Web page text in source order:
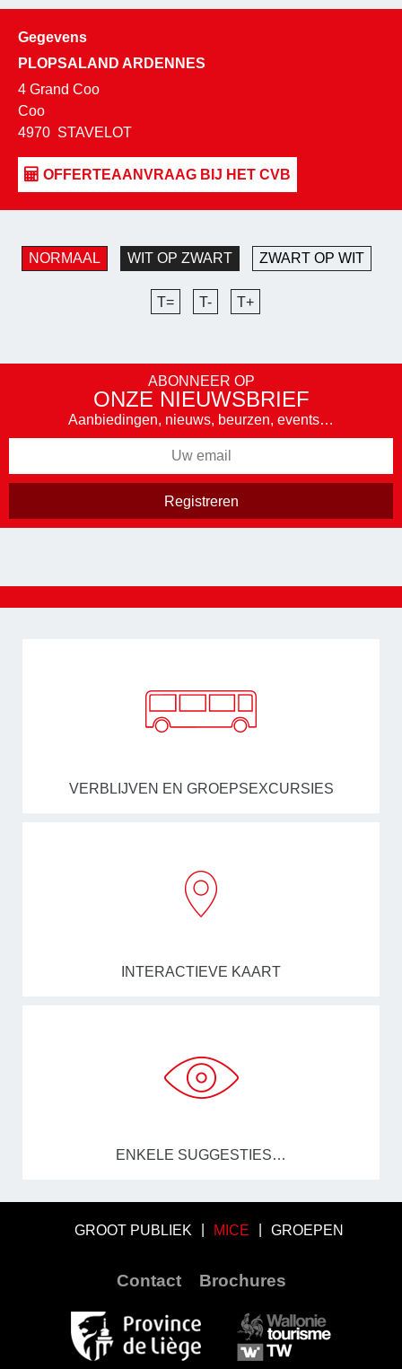
Gegevens
PLOPSALAND ARDENNES
4 Grand Coo
Coo
4970 STAVELOT
NORMAAL WIT OP ZWART ZWART OP WIT
T= T- T+
ABONNEER OP
ONZE NIEUWSBRIEF
Aanbiedingen, nieuws, beurzen, events…
VERBLIJVEN EN GROEPSEXCURSIES
INTERACTIEVE KAART
ENKELE SUGGESTIES…
GROOT PUBLIEK MICE GROEPEN
Contact Brochures